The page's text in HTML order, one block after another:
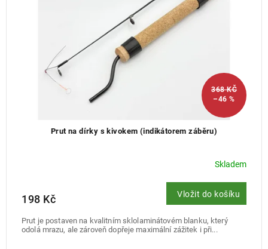
368 KČ
–46 %
Prut na dírky s kivokem (indikátorem záběru)
Skladem
198 Kč Vložit do košíku
Prut je postaven na kvalitním sklolaminátovém blanku, který
odolá mrazu, ale zároveň dopřeje maximální zážitek i při...